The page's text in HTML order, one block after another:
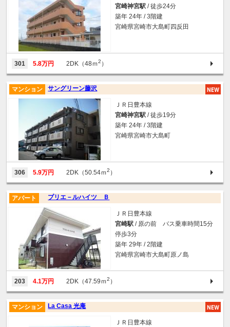
宮崎神宮駅 / 徒歩24分
築年 24年 / 3階建
宮崎県宮崎市大島町四反田
301 5.8万円 2DK（48ｍ2 ）
サングリーン藤沢
マンション
ＪＲ日豊本線
宮崎神宮駅 / 徒歩19分
築年 24年 / 3階建
宮崎県宮崎市大島町
306 5.9万円 2DK（50.54ｍ2 ）
プリエ－ルハイツ Ｂ
アパート
ＪＲ日豊本線
宮崎駅 / 原の前 バス乗車時間15分
停歩3分
築年 29年 / 2階建
宮崎県宮崎市大島町原ノ島
203 4.1万円 2DK（47.59ｍ2 ）
La Casa 光庵
マンション
ＪＲ日豊本線